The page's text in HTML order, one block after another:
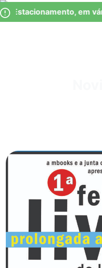
Observação:
este
Skip
to
Estacionamento, em